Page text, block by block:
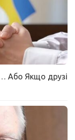
Або Якщо друзі